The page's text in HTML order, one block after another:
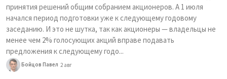
принятия решений общим собранием акционеров. А 1 июля
начался период подготовки уже к следующему годовому
заседанию. И это не шутка, так как акционеры — владельцы не
менее чем 2% голосующих акций вправе подавать
предложения к следующему годо...
Бойцов Павел 2 авг